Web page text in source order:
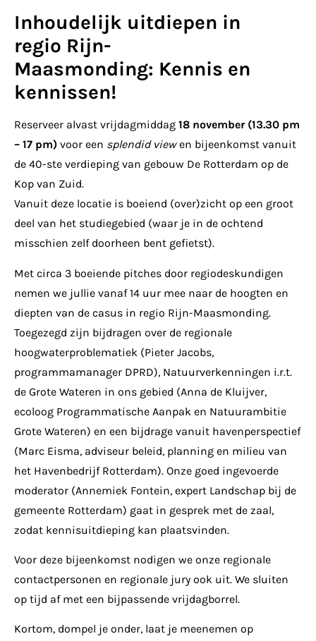
Inhoudelijk uitdiepen in
regio Rijn-
Maasmonding: Kennis en
kennissen!
Reserveer alvast vrijdagmiddag 18 november (13.30 pm
– 17 pm) voor een splendid viewen bijeenkomst vanuit
de 40-ste verdieping van gebouw De Rotterdam op de
Kop van Zuid.
Vanuit deze locatie is boeiend (over)zicht op een groot
deel van het studiegebied (waar je in de ochtend
misschien zelf doorheen bent gefietst).
Met circa 3 boeiende pitches door regiodeskundigen
nemen we jullie vanaf 14 uur mee naar de hoogten en
diepten van de casus in regio Rijn-Maasmonding.
Toegezegd zijn bijdragen over de regionale
hoogwaterproblematiek (Pieter Jacobs,
programmamanager DPRD), Natuurverkenningen i.r.t.
de Grote Wateren in ons gebied (Anna de Kluijver,
ecoloog Programmatische Aanpak en Natuurambitie
Grote Wateren) en een bijdrage vanuit havenperspectief
(Marc Eisma, adviseur beleid, planning en milieu van
het Havenbedrijf Rotterdam). Onze goed ingevoerde
moderator (Annemiek Fontein, expert Landschap bij de
gemeente Rotterdam) gaat in gesprek met de zaal,
zodat kennisuitdieping kan plaatsvinden.
Voor deze bijeenkomst nodigen we onze regionale
contactpersonen en regionale jury ook uit. We sluiten
op tijd af met een bijpassende vrijdagborrel.
Kortom, dompel je onder, laat je meenemen op